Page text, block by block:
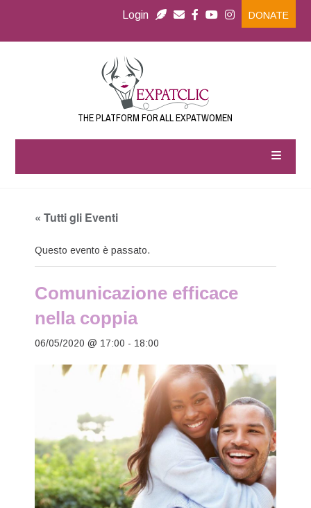
Login DONATE
THE PLATFORM FOR ALL EXPATWOMEN
« Tutti gli Eventi
Questo evento è passato.
Comunicazione efficace
nella coppia
06/05/2020 @ 17:00 - 18:00